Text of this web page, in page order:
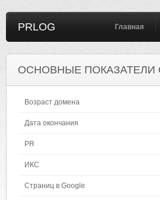
PRLOG Главная
ОСНОВНЫЕ ПОКАЗАТЕЛИ
Возраст домена
Дата окончания
PR
ИКС
Страниц в Google